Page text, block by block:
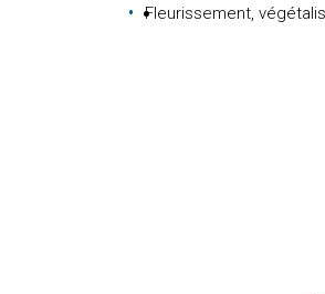
Fleurissement,